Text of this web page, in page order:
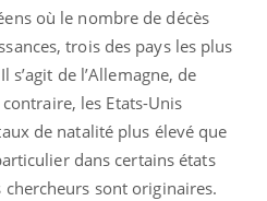
où le nombre de décès
trois des pays les plus
de l’Allemagne, de
les Etats-Unis
de natalité plus élevé que
dans certains états
chercheurs sont originaires.